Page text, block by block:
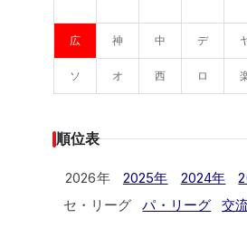
広 神 中 デ
ソ
オ 西 ロ
順位表
2026年 2025年 2024年
セ・リーグ
パ・リーグ 交